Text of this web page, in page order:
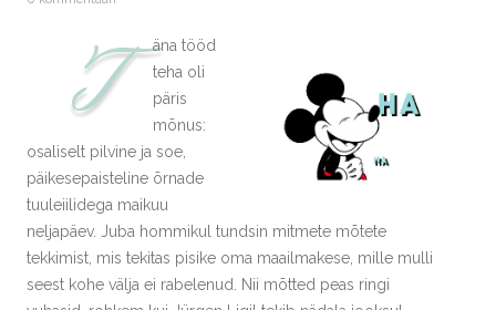
T
äna tööd
teha oli
päris
mõnus:
osaliselt pilvine ja soe,
päikesepaisteline õrnade
tuuleiilidega maikuu
neljapäev. Juba hommikul tundsin mitmete mõtete
tekkimist, mis tekitas pisike oma maailmakese, mille mulli
seest kohe välja ei rabelenud. Nii mõtted peas ringi